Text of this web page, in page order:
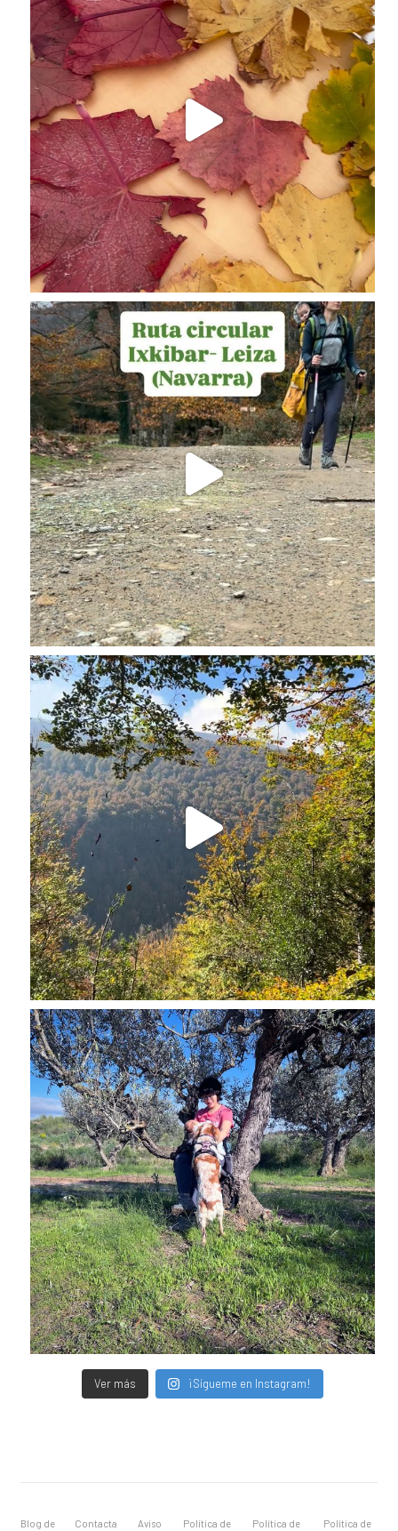
Ver más ¡Sígueme en Instagram!
Blog de Contacta Aviso Política de Política de Política de